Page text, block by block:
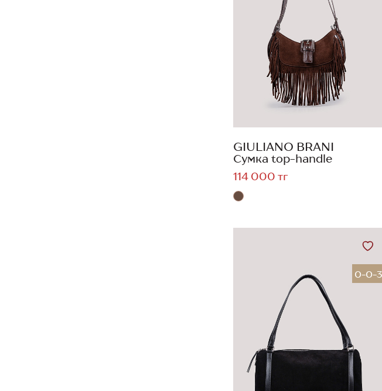
GIULIANO BRANI
Сумка top-handle
114 000 тг
0-0-3